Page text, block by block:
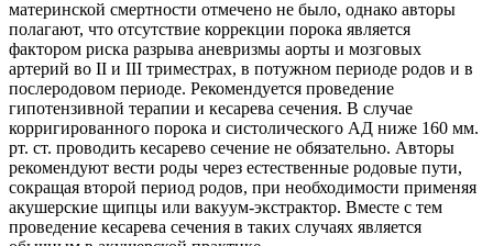
материнской смертности отмечено не было, однако авторы
полагают, что отсутствие коррекции порока является
фактором риска разрыва аневризмы аорты и мозговых
артерий во ІІ и III триместрах, в потужном периоде родов и в
послеродовом периоде. Рекомендуется проведение
гипотензивной терапии и кесарева сечения. В случае
корригированного порока и систолического АД ниже 160 мм.
рт. ст. проводить кесарево сечение не обязательно. Авторы
рекомендуют вести роды через естественные родовые пути,
сокращая второй период родов, при необходимости применяя
акушерские щипцы или вакуум-экстрактор. Вместе с тем
проведение кесарева сечения в таких случаях является